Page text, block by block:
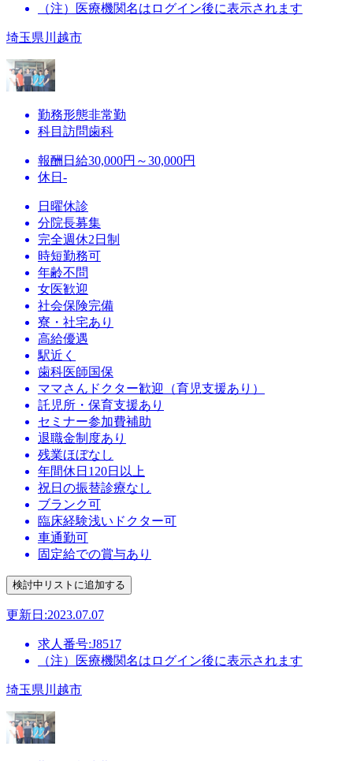
（注）医療機関名はログイン後に表示されます
埼玉県川越市
勤務形態非常勤
科目 訪問歯科
報酬 日給30,000円～30,000円
休日 -
日曜休診
分院長募集
完全週休2日制
時短勤務可
年齢不問
女医歓迎
社会保険完備
寮・社宅あり
高給優遇
駅近く
歯科医師国保
ママさんドクター歓迎（育児支援あり）
託児所・保育支援あり
セミナー参加費補助
退職金制度あり
残業ほぼなし
年間休日120日以上
祝日の振替診療なし
ブランク可
臨床経験浅いドクター可
車通勤可
固定給での賞与あり
更新日:2023.07.07
求人番号:J8517
（注）医療機関名はログイン後に表示されます
埼玉県川越市